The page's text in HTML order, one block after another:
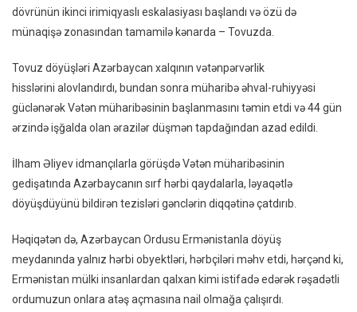
dövrünün ikinci irimiqyaslı eskalasiyası başlandı və özü də
münaqişə zonasından tamamilə kənarda – Tovuzda.
Tovuz döyüşləri Azərbaycan xalqının vətənpərvərlik
hisslərini alovlandırdı, bundan sonra müharibə əhval-ruhiyyəsi
güclənərək Vətən müharibəsinin başlanmasını təmin etdi və 44 gün
ərzində işğalda olan ərazilər düşmən tapdağından azad edildi.
İlham Əliyev idmançılarla görüşdə Vətən müharibəsinin
gedişatında Azərbaycanın sırf hərbi qaydalarla, ləyaqətlə
döyüşdüyünü bildirən tezisləri gənclərin diqqətinə çatdırıb.
Həqiqətən də, Azərbaycan Ordusu Ermənistanla döyüş
meydanında yalnız hərbi obyektləri, hərbçiləri məhv etdi, hərçənd ki,
Ermənistan mülki insanlardan qalxan kimi istifadə edərək rəşadətli
ordumuzun onlara atəş açmasına nail olmağa çalışırdı.